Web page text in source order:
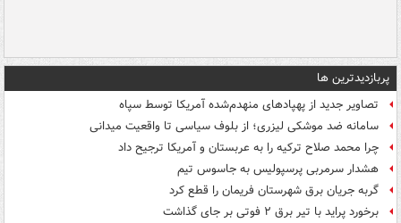
پربازدیدترین ها
تصاویر جدید از پهپادهای منهدم‌شده آمریکا توسط سپاه
سامانه ضد موشکی لیزری؛ از بلوف سیاسی تا واقعیت میدانی
چرا محمد صلاح ترکیه را به عربستان و آمریکا ترجیح داد
هشدار سرمربی پرسپولیس به جاسوس تیم
گربه جریان برق شهرستان فریمان را قطع کرد
برخورد پراید با تیر برق ۲ فوتی بر جای گذاشت